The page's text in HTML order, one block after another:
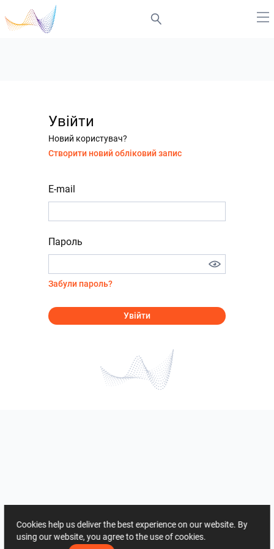
Увійти
Новий користувач?
Створити новий обліковий запис
E-mail
Пароль
Забули пароль?
Увійти
Cookies help us deliver the best experience on our website. By
using our website, you agree to the use of cookies.